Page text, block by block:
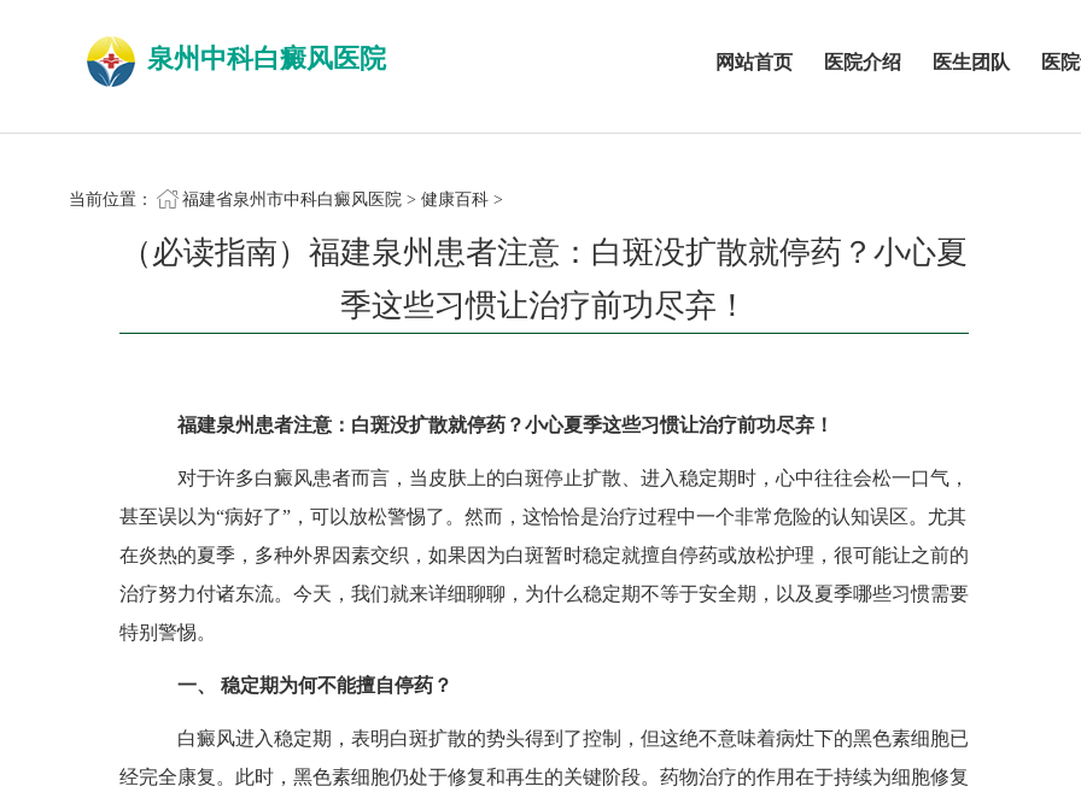
泉州中科白癜风医院 网站首页 医院介绍 医生团队 医
当前位置： 福建省泉州市中科白癜风医院 > 健康百科 >
（必读指南）福建泉州患者注意：白斑没扩散就停药？小心夏
季这些习惯让治疗前功尽弃！
福建泉州患者注意：白斑没扩散就停药？小心夏季这些习惯让治疗前功尽弃！
对于许多白癜风患者而言，当皮肤上的白斑停止扩散、进入稳定期时，心中往往会松一口气，
甚至误以为“病好了”，可以放松警惕了。然而，这恰恰是治疗过程中一个非常危险的认知误区。尤其
在炎热的夏季，多种外界因素交织，如果因为白斑暂时稳定就擅自停药或放松护理，很可能让之前的
治疗努力付诸东流。今天，我们就来详细聊聊，为什么稳定期不等于安全期，以及夏季哪些习惯需要
特别警惕。
一、 稳定期为何不能擅自停药？
白癜风进入稳定期，表明白斑扩散的势头得到了控制，但这绝不意味着病灶下的黑色素细胞已
经完全康复。此时，黑色素细胞仍处于修复和再生的关键阶段。药物治疗的作用在于持续为细胞修复